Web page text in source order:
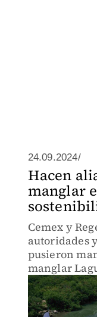
24.09.2024/
Hacen
manglar
Cemex y
autoridades
pusieron
manglar
Sisal, en el